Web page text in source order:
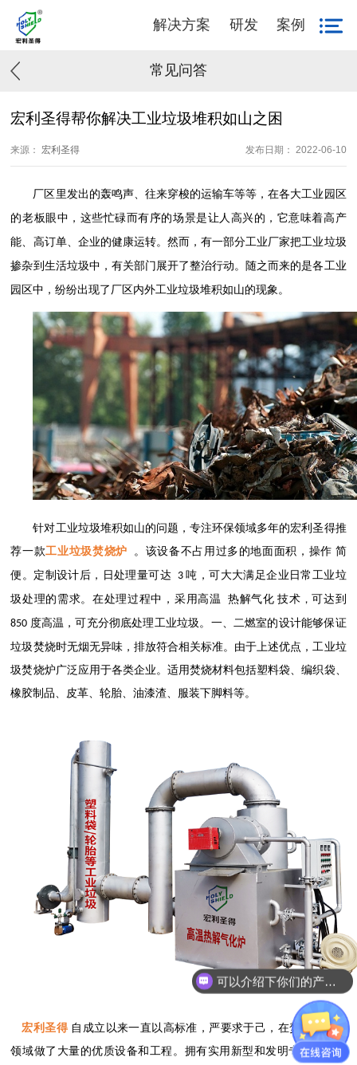
解决方案 研发 案例
常见问答
宏利圣得帮你解决工业垃圾堆积如山之困
来源： 宏利圣得 发布日期： 2022-06-10
厂区里发出的轰鸣声、往来穿梭的运输车等等，在各大工业园区
的老板眼中，这些忙碌而有序的场景是让人高兴的，它意味着高产
能、高订单、企业的健康运转。然而，有一部分工业厂家把工业垃圾
掺杂到生活垃圾中，有关部门展开了整治行动。随之而来的是各工业
园区中，纷纷出现了厂区内外工业垃圾堆积如山的现象。
针对工业垃圾堆积如山的问题，专注环保领域多年的宏利圣得推
荐一款工业垃圾焚烧炉 。该设备不占用过多的地面面积，操作 简
便。定制设计后，日处理量可达 3吨，可大大满足企业日常工业垃
圾处理的需求。在处理过程中，采用高温 热解气化 技术 ，可达到
850 度高温，可充分彻底处理工业垃圾。一、二燃室的设计能够保证
垃圾焚烧时无烟无异味，排放符合相关标准。由于上述优点，工业垃
圾焚烧炉广泛应用于各类企业。适用焚烧材料包括塑料袋、编织袋、
橡胶制品、皮革、轮胎、油漆渣、服装下脚料等。
宏利圣得 自成立以来一直以高标准，严要求于己，在焚烧炉设备
领域做了大量的优质设备和工程。拥有实用新型和发明专利三十余
可以介绍下你们的产品么？